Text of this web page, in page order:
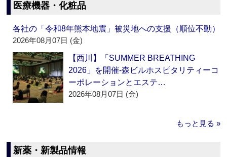
医療機器・化粧品
各社の「令和8年熊本地震」被災地への支援（順位不動）
2026年08月07日 (金)
【西川】「SUMMER BREATHING
2026」を開催‐森ビルホスピタリティーコ
ーポレーションとエステ…
2026年08月07日 (金)
もっと見る »
新薬・新製品情報